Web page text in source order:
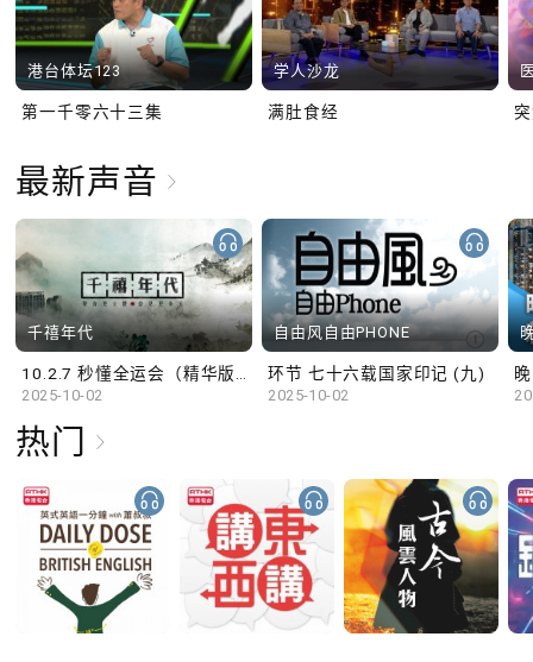
港台体坛123
第一千零六十三集
学人沙龙
满肚食经
最新声音
千禧年代
2025-10-02
自由风自由PHONE
环节 七十六载国家印记 (九)
2025-10-02
热门